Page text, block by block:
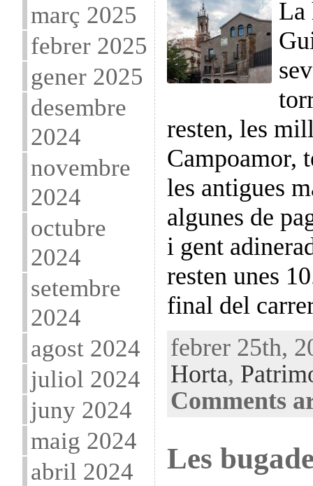
març 2025
febrer 2025
gener 2025
desembre
2024
novembre
2024
octubre
2024
setembre
2024
agost 2024
juliol 2024
juny 2024
maig 2024
abril 2024
La
resten, les
Campoamor,
les antigues
algunes de
i gent
resten unes
final del
febrer 25th,
Horta,
Comments
Les